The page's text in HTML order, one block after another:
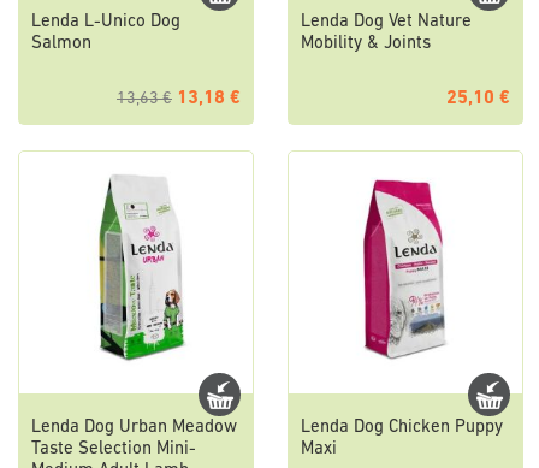
Lenda L-Unico Dog
Salmon
13,63 € 13,18 €
Lenda Dog Vet Nature
Mobility & Joints
25,10 €
Lenda Dog Urban Meadow
Taste Selection Mini-
Lenda Dog Chicken Puppy
Maxi